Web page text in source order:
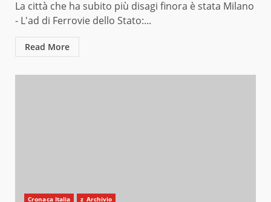
La città che ha subito più disagi finora è stata Milano
- L'ad di Ferrovie dello Stato:...
Read More
Cronaca Italia z_Archivio